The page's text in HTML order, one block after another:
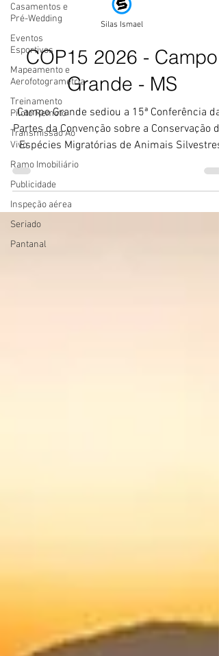
Casamentos e
Pré-Wedding
Eventos
Esportivos
Mapeamento e
Aerofotogrametria
Treinamento
Piloto Remoto
Transmissão Ao
Vivo
Ramo Imobiliário
Publicidade
Inspeção aérea
Seriado
Pantanal
Silas Ismael
COP15 2026 - Campo
Grande - MS
Campo Grande sediou a 15ª Conferência das
Partes da Convenção sobre a Conservação
Espécies Migratórias de Animais Silvestres,